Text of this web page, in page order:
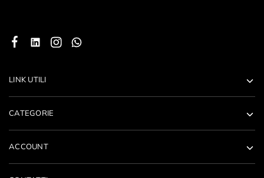
LINK UTILI
CATEGORIE
ACCOUNT